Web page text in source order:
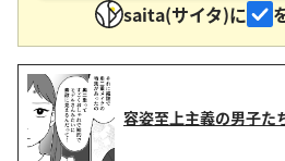
saita(サイタ)に
容姿至上主義の男子た